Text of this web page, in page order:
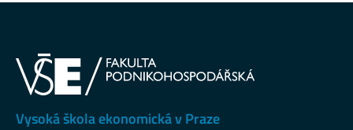
Vysoká škola ekonomická v Praze